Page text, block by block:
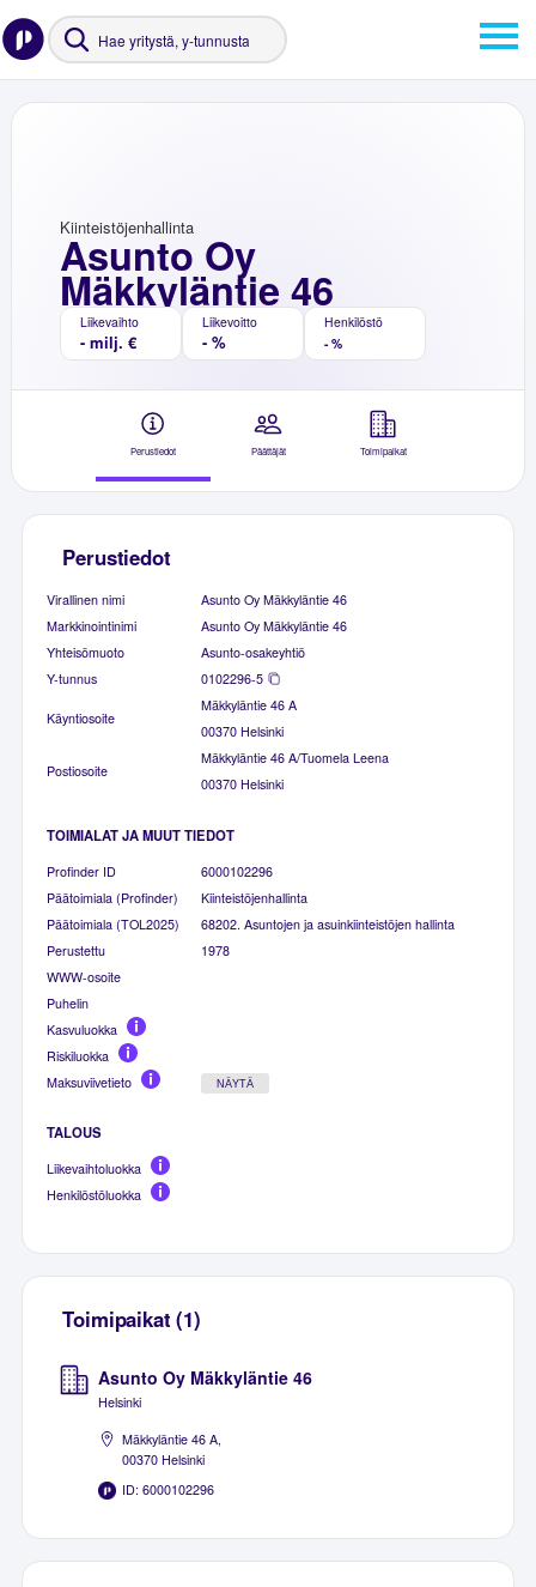
Asunto Oy
Mäkkyläntie 46
Kiinteistöjenhallinta
Liikevaihto
- milj. €
Liikevoitto
- %
Henkilöstö
- %
Perustiedot Päättäjät Toimipaikat
Perustiedot
Virallinen nimi
Asunto Oy Mäkkyläntie 46
Markkinointinimi
Asunto Oy Mäkkyläntie 46
Yhteisömuoto
Asunto-osakeyhtiö
Y-tunnus
0102296-5
Käyntiosoite
Mäkkyläntie 46 A
00370 Helsinki
Postiosoite
Mäkkyläntie 46 A/Tuomela Leena
00370 Helsinki
TOIMIALAT JA MUUT TIEDOT
Profinder ID
6000102296
Päätoimiala (Profinder)
Kiinteistöjenhallinta
Päätoimiala (TOL2025)
68202. Asuntojen ja asuinkiinteistöjen hallinta
Perustettu
1978
WWW-osoite
Puhelin
Kasvuluokka
Riskiluokka
Maksuviivetieto
NÄYTÄ
TALOUS
Liikevaihtoluokka
Henkilöstöluokka
Toimipaikat (1)
Asunto Oy Mäkkyläntie 46
Helsinki
Mäkkyläntie 46 A,
00370 Helsinki
ID: 6000102296